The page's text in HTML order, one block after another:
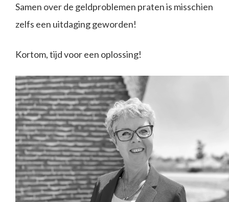
Samen over de geldproblemen praten is misschien
zelfs een uitdaging geworden!
Kortom, tijd voor een oplossing!